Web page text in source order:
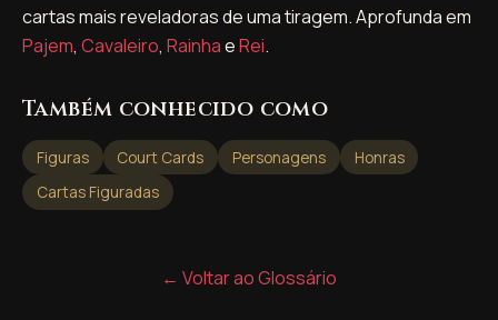
cartas mais reveladoras de uma tiragem. Aprofunda em
Pajem, Cavaleiro, RainhaeRei.
Também conhecido como
Figuras Court Cards Personagens
Honras
Cartas Figuradas
← Voltar ao Glossário